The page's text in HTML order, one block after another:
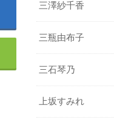
三澤紗千香
三瓶由布子
三石琴乃
上坂すみれ